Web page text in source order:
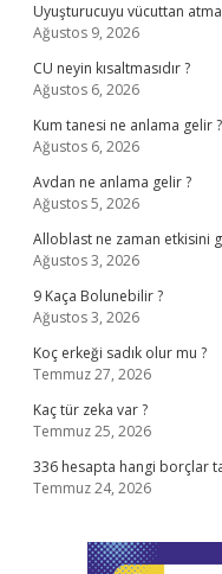
Uyuşturucuyu vücuttan
Ağustos 9, 2026
CU neyin kısaltmasıdır ?
Ağustos 6, 2026
Kum tanesi ne anlama gelir ?
Ağustos 6, 2026
Avdan ne anlama gelir ?
Ağustos 5, 2026
Alloblast ne zaman etkisini
Ağustos 3, 2026
9 Kaça Bolunebilir ?
Ağustos 3, 2026
Koç erkeği sadık olur mu ?
Temmuz 27, 2026
Kaç tür zeka var ?
Temmuz 25, 2026
336 hesapta hangi borçlar
Temmuz 24, 2026